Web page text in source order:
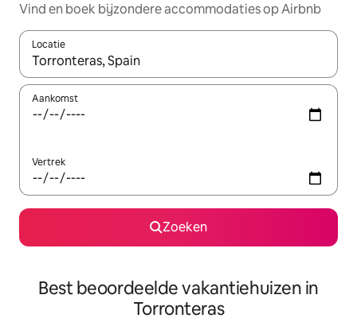
Vind en boek bijzondere accommodaties op Airbnb
Locatie
Wanneer er suggesties beschikbaar zijn, maak je een keuze
Aankomst
Vertrek
Zoeken
Best beoordeelde vakantiehuizen in
Torronteras